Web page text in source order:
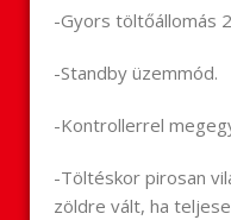
-Gyors töltőállomás
-Standby üzemmód.
-Kontrollerrel
-Töltéskor pirosan
zöldre vált, ha